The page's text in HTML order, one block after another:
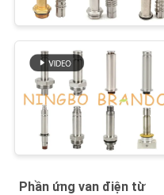
Phần ứng van điện từ